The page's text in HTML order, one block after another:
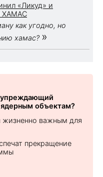
«Ликуд» и
ХАМАС
как угодно, но
хамас? »
упреждающий
объектам?
жизненно важным для
прекращение